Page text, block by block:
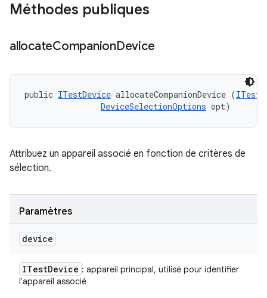
Méthodes publiques
allocateCompanionDevice
public ITestDevice allocateCompanionDevice (
DeviceSelectionOptions opt)
Attribuez un appareil associé en fonction de critères de
sélection.
Paramètres
device
ITestDevice : appareil principal, utilisé pour identifier
l'appareil associé